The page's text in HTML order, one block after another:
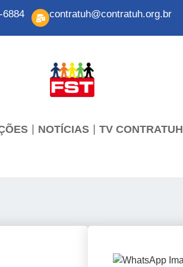
6884 contratuh@contratuh.org.br
NOTÍCIAS TV CONTRATUH